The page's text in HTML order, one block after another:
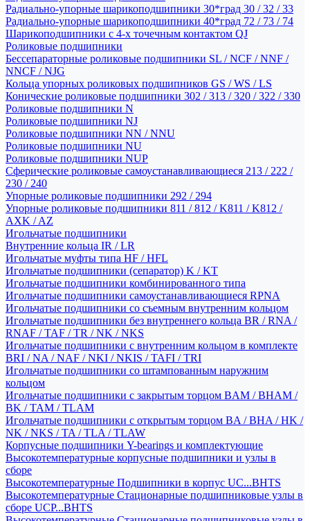
Радиально-упорные шарикоподшипники 30*град 30 / 32 / 33
Радиально-упорные шарикоподшипники 40*град 72 / 73 / 74
Шарикоподшипники с 4-х точечным контактом QJ
Роликовые подшипники
Бессепараторные роликовые подшипники SL / NCF / NNF /
NNCF / NJG
Кольца упорных роликовых подшипников GS / WS / LS
Конические роликовые подшипники 302 / 313 / 320 / 322 / 330
Роликовые подшипники N
Роликовые подшипники NJ
Роликовые подшипники NN / NNU
Роликовые подшипники NU
Роликовые подшипники NUP
Сферические роликовые самоустанавливающиеся 213 / 222 /
230 / 240
Упорные роликовые подшипники 292 / 294
Упорные роликовые подшипники 811 / 812 / K811 / K812 /
AXK / AZ
Игольчатые подшипники
Внутренние кольца IR / LR
Игольчатые муфты типа HF / HFL
Игольчатые подшипники (сепаратор) K / KT
Игольчатые подшипники комбинированного типа
Игольчатые подшипники самоустанавливающиеся RPNA
Игольчатые подшипники со съемным внутренним кольцом
Игольчатые подшипники без внутреннего кольца BR / RNA /
RNAF / TAF / TR / NK / NKS
Игольчатые подшипники с внутренним кольцом в комплекте
BRI / NA / NAF / NKI / NKIS / TAFI / TRI
Игольчатые подшипники со штампованным наружним
кольцом
Игольчатые подшипники с закрытым торцом BAM / BHAM /
BK / TAM / TLAM
Игольчатые подшипники с открытым торцом BA / BHA / HK /
NK / NKS / TA / TLA / TLAW
Корпусные подшипники Y-bearings и комплектующие
Высокотемпературные корпусные подшипники и узлы в
сборе
Высокотемпературные Подшипники в корпус UC...BHTS
Высокотемпературные Стационарные подшипниковые узлы в
сборе UCP...BHTS